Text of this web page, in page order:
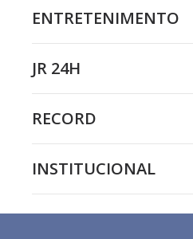
ENTRETENIMENTO
JR 24H
RECORD
INSTITUCIONAL